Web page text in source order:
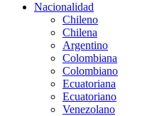
Nacionalidad
Chileno
Chilena
Argentino
Colombiana
Colombiano
Ecuatoriana
Ecuatoriano
Venezolano